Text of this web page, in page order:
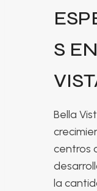
S
Bella
centros
la